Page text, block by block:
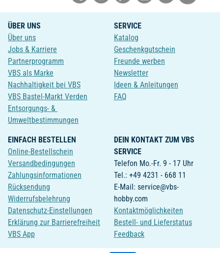
ÜBER UNS
Über uns
Jobs & Karriere
Partnerprogramm
VBS als Marke
Nachhaltigkeit bei VBS
VBS Bastel-Markt Verden
Entsorgungs- &
Umweltbestimmungen
SERVICE
Katalog
Geschenkgutschein
Freunde werben
Newsletter
Ideen & Anleitungen
FAQ
EINFACH BESTELLEN
Online-Bestellschein
Versandbedingungen
Zahlungsinformationen
Rücksendung
Widerrufsbelehrung
Datenschutz-Einstellungen
Erklärung zur Barrierefreiheit
VBS App
DEIN KONTAKT ZUM VBS
SERVICE
Telefon Mo.-Fr. 9 - 17 Uhr
Tel.: +49 4231 - 668 11
E-Mail: service@vbs-
hobby.com
Kontaktmöglichkeiten
Bestell- und Lieferstatus
Feedback